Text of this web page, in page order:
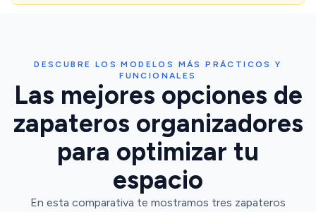
DESCUBRE LOS MODELOS MÁS PRÁCTICOS Y
FUNCIONALES
Las mejores opciones de
zapateros organizadores
para optimizar tu
espacio
En esta comparativa te mostramos tres zapateros